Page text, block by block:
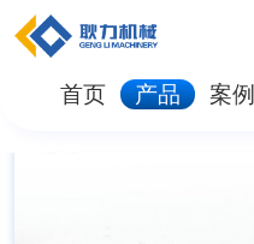
首页 产品 案例